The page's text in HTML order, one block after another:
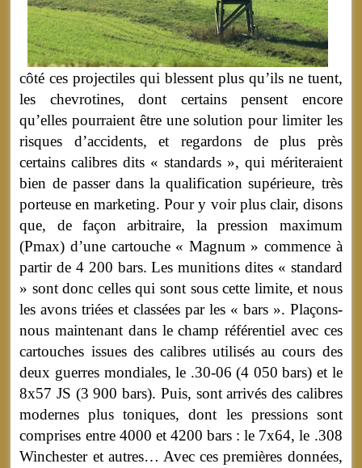
côté ces projectiles qui blessent plus qu’ils ne tuent,
les chevrotines, dont certains pensent encore
qu’elles pourraient être une solution pour limiter les
risques d’accidents, et regardons de plus près
certains calibres dits « standards », qui mériteraient
bien de passer dans la qualification supérieure, très
porteuse en marketing. Pour y voir plus clair, disons
que, de façon arbitraire, la pression maximum
(Pmax) d’une cartouche « Magnum » commence à
partir de 4 200 bars. Les munitions dites « standard
» sont donc celles qui sont sous cette limite, et nous
les avons triées et classées par les « bars ». Plaçons-
nous maintenant dans le champ référentiel avec ces
cartouches issues des calibres utilisés au cours des
deux guerres mondiales, le .30-06 (4 050 bars) et le
8x57 JS (3 900 bars). Puis, sont arrivés des calibres
modernes plus toniques, dont les pressions sont
comprises entre 4000 et 4200 bars : le 7x64, le .308
Winchester et autres… Avec ces premières données,